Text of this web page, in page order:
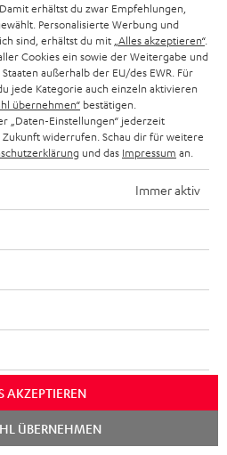
Mehr...
für das Zuhause!“
14.01.2025
Mehr...
erhältst du zwar Empfehlungen,
Personalisierte Werbung und
sind, erhältst du mit „Alles akzeptieren“.
Cookies ein sowie der Weitergabe und
außerhalb der EU/des EWR. Für
jede Kategorie auch einzeln aktivieren
übernehmen“ bestätigen.
„Daten-Einstellungen“ jederzeit
widerrufen. Schau dir für weitere
und das Impressum an.
Immer aktiv
AKZEPTIEREN
ÜBERNEHMEN